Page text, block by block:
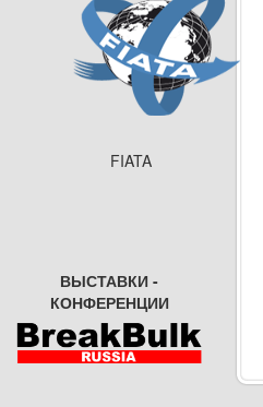
FIATA
ВЫСТАВКИ -
КОНФЕРЕНЦИИ